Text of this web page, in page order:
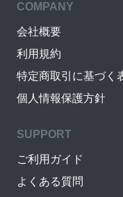
COMPANY
会社概要
利用規約
特定商取引に基づく
個人情報保護方針
SUPPORT
ご利用ガイド
よくある質問